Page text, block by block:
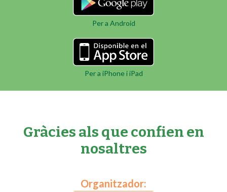
Per a Android
Per a iPhone i iPad
Gràcies als que confien en
nosaltres
Organitzador: